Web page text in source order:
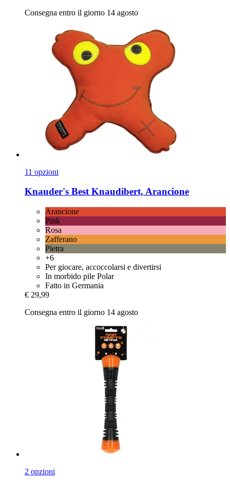
Consegna entro il giorno 14 agosto
11 opzioni
Knauder's BestKnaudibert, Arancione
Arancione
Pink
Rosa
Zafferano
Pietra
+6
Per giocare, accoccolarsi e divertirsi
In morbido pile Polar
Fatto in Germania
€ 29,99
Consegna entro il giorno 14 agosto
2 opzioni